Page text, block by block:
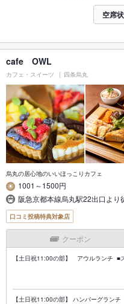
空席
cafe OWL
カフェ・スイーツ 四条烏丸
烏丸の居心地のいいほっこりカフェ
1001～1500円
阪急京都本線烏丸駅22出口より
口コミ投稿特典対象店
クーポン
【土日祝11:00の部】 アウルランチ ■
【土日祝11:00の部】 ハンバーグラン